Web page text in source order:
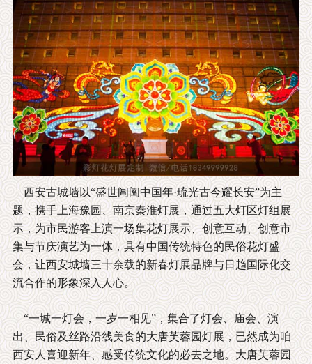
西安古城墙以“盛世阊阖中国年·琉光古今耀长安”为主
题，携手上海豫园、南京秦淮灯展，通过五大灯区灯组展
示，为市民游客上演一场集花灯展示、创意互动、创意市
集与节庆演艺为一体，具有中国传统特色的民俗花灯盛
会，让西安城墙三十余载的新春灯展品牌与日趋国际化交
流合作的形象深入人心。
“一城一灯会，一岁一相见”，集合了灯会、庙会、演
出、民俗及丝路沿线美食的大唐芙蓉园灯展，已然成为咱
西安人喜迎新年、感受传统文化的必去之地。大唐芙蓉园